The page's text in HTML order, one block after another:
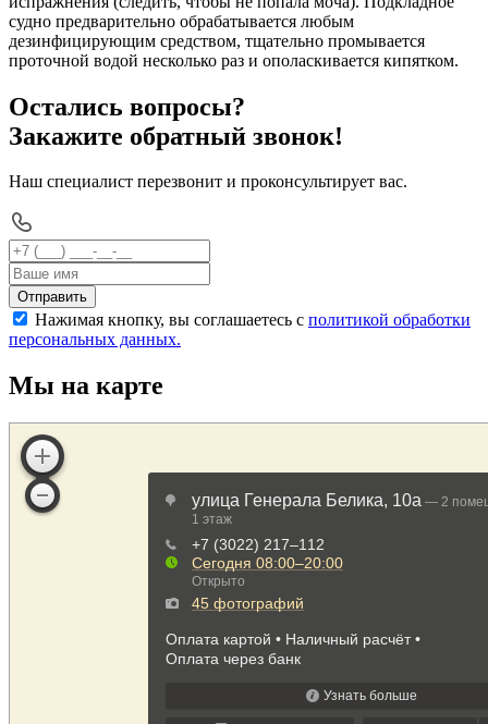
судно предварительно обрабатывается любым
дезинфицирующим средством, тщательно промывается
проточной водой несколько раз и ополаскивается кипятком.
Остались вопросы?
Закажите обратный звонок!
Наш специалист перезвонит и проконсультирует вас.
Отправить
Нажимая кнопку, вы соглашаетесь с политикой обработки
персональных данных.
Мы на карте